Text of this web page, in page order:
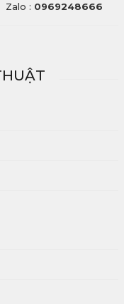
Zalo : 0969248666